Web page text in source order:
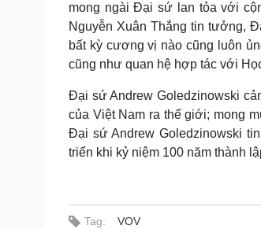
mong ngài Đại sứ lan tỏa với
Nguyễn Xuân Thắng tin tưởng,
bất kỳ cương vị nào cũng luôn
cũng như quan hệ hợp tác với
Đại sứ Andrew Goledzinowski
của Việt Nam ra thế giới; mong
Đại sứ Andrew Goledzinowski
triển khi kỷ niệm 100 năm thành
Tag: VOV